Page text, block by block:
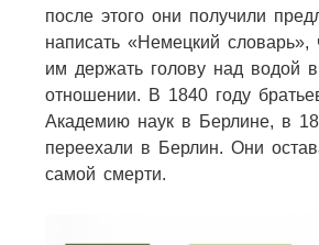
после этого они получили
написать «Немецкий словарь»,
им держать голову над водой
отношении. В 1840 году
Академию наук в Берлине, в
переехали в Берлин. Они
самой смерти.